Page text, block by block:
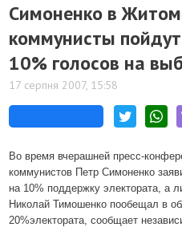
Симоненко в
коммунисты
10% голосов на
17 серпня 2007, 15:58
Во время вчерашней пресс-
коммунистов Петр Симоненко
на 10% поддержку электората, а
Николай Тимошенко пообещал в
20%электората, сообщает